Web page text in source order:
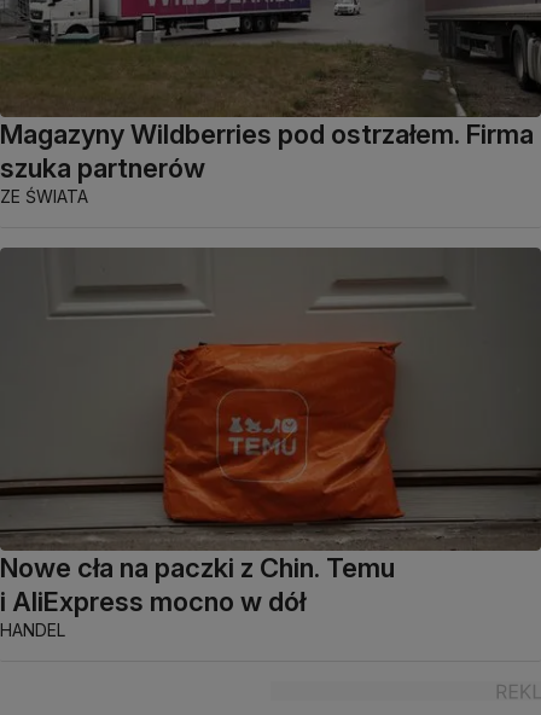
Magazyny Wildberries pod ostrzałem. Firma
szuka partnerów
ZE ŚWIATA
Nowe cła na paczki z Chin. Temu
i AliExpress mocno w dół
HANDEL